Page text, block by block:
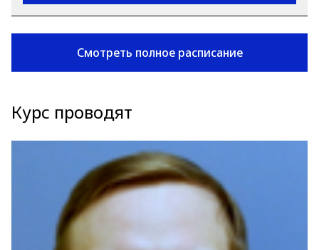
Смотреть полное расписание
Курс проводят